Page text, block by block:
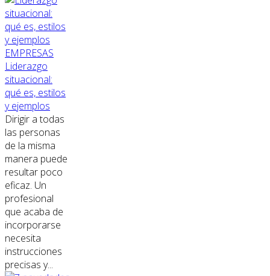
EMPRESAS
Liderazgo
situacional:
qué es, estilos
y ejemplos
Dirigir a todas
las personas
de la misma
manera puede
resultar poco
eficaz. Un
profesional
que acaba de
incorporarse
necesita
instrucciones
precisas y...